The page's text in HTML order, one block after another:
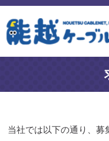
当社では以下の通り、募